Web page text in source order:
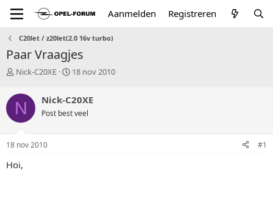
Aanmelden Registreren
C20let / z20let(2.0 16v turbo)
Paar Vraagjes
T
p
i
c
s
a
t
Nick-C20XE
S
r
t
a
18 nov 2010
N Nick-C20XE
Post best veel
18 nov 2010 #1
Hoi,